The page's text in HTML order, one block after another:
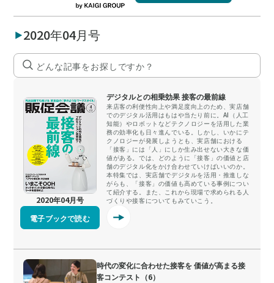
2020年04月号
2020年04月号
電子ブックで読む
デジタルとの相乗効果 接客の最前線
来店客の利便性向上や満足度向上のため、実店舗
でのデジタル活用はもはや当たり前に。AI（人工
知能）やロボットなどテクノロジーを活用した業
務の効率化も日々進んでいる。しかし、いかにテ
クノロジーが発展しようとも、実店舗における
「接客」には「人」にしか生み出せない大きな価
値がある。では、どのように「接客」の価値と店
舗のデジタル化をかけ合わせていけばいいのか。
本特集では、実店舗でデジタルを活用・推進しな
がらも、「接客」の価値も高めている事例につい
て紹介する。また、これから現場で求められる人
づくりや接客についてもみていこう。
時代の変化に合わせた接客を 価値が高まる接
客コンテスト（6）